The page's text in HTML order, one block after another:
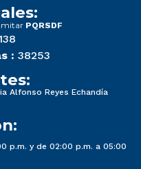
PQRSDF
: 38253
Alfonso Reyes Echandía
p.m. y de 02:00 p.m. a 05:00